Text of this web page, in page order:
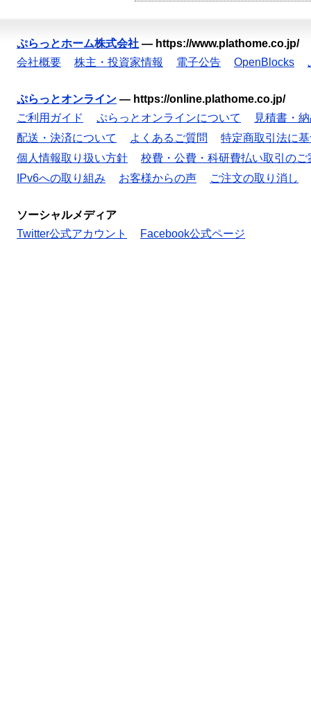
ぷらっとホーム株式会社 — https://www.plathome.co.jp/
会社概要
株主・投資家情報 電子公告 OpenBlocks
ぷらっとオンライン — https://online.plathome.co.jp/
ご利用ガイド
ぷらっとオンラインについて
見積書・
配送・決済について
よくあるご質問
特定商取引法に
個人情報取り扱い方針
校費・公費・科研費払い取引のご
IPv6への取り組み
お客様からの声 ご注文の取り消し
ソーシャルメディア
Twitter公式アカウント
Facebook公式ページ